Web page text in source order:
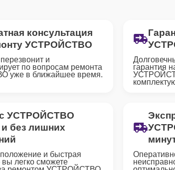
консультация
УСТРОЙСТВО
и
по вопросам ремонта
уже в ближайшее время.
гарантия
УСТРОЙСТВО
без лишних
и быстрая
легко сможете